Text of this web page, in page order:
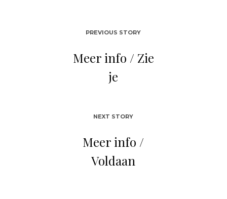
PREVIOUS STORY
Meer info / Zie
je
NEXT STORY
Meer info /
Voldaan